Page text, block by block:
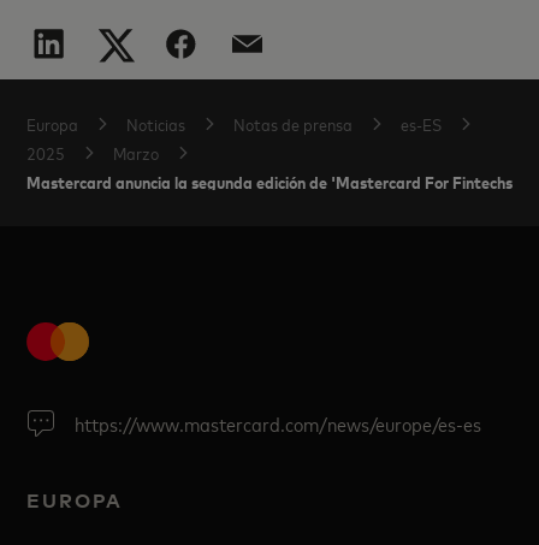
Europa Noticias Notas de prensa
es-ES
2025
Marzo
Mastercard anuncia la segunda edición de 'Mastercard For Fintechs',
https://www.mastercard.com/news/europe/es-es
EUROPA